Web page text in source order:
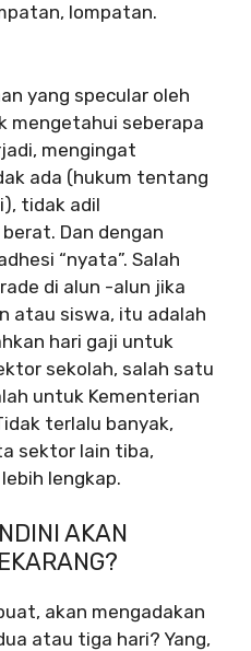
lompatan.
yang specular oleh
mengetahui seberapa
mengingat
ada (hukum tentang
tidak adil
Dan dengan
“nyata”. Salah
di alun -alun jika
atau siswa, itu adalah
hari gaji untuk
sekolah, salah satu
untuk Kementerian
terlalu banyak,
sektor lain tiba,
lengkap.
AKAN
akan mengadakan
atau tiga hari? Yang,